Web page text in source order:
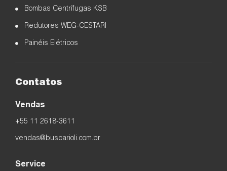
Bombas Centrífugas KSB
Redutores WEG-CESTARI
Painéis Elétricos
Contatos
Vendas
+55 11 2618-3611
vendas@buscarioli.com.br
Service